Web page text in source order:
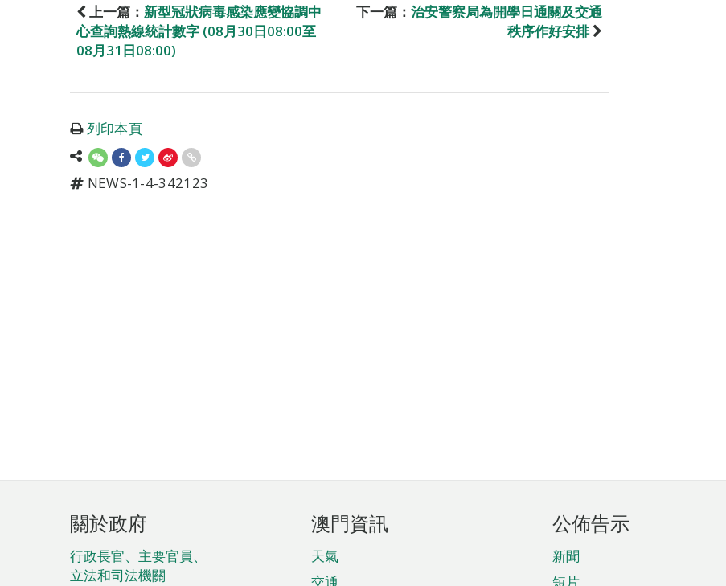
上一篇： 新型冠狀病毒感染應變協調中
心查詢熱線統計數字 (08月30日08:00至
08月31日08:00)
下一篇： 治安警察局為開學日通關及交通
秩序作好安排
列印本頁
NEWS-1-4-342123
頁
腳
菜
關於政府
行政長官、主要官員、
立法和司法機關
澳門資訊
天氣
交通
公佈告示
新聞
短片